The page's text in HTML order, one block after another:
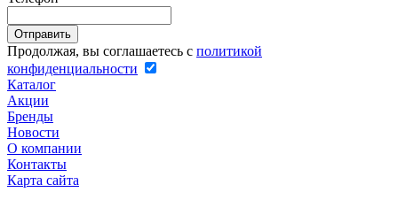
Продолжая, вы соглашаетесь с политикой
конфиденциальности
Каталог
Акции
Бренды
Новости
О компании
Контакты
Карта сайта